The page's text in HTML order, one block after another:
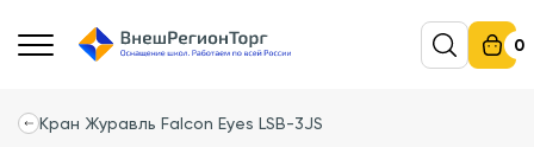
0
Кран Журавль Falcon Eyes LSB-3JS